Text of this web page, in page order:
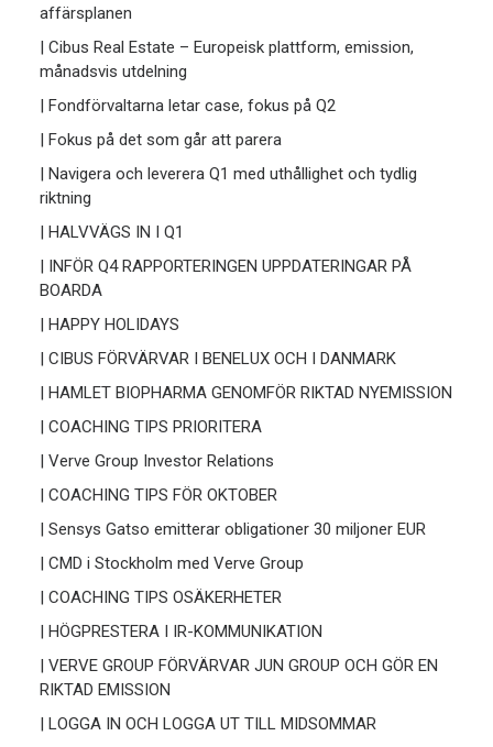
affärsplanen
| Cibus Real Estate – Europeisk plattform, emission,
månadsvis utdelning
| Fondförvaltarna letar case, fokus på Q2
| Fokus på det som går att parera
| Navigera och leverera Q1 med uthållighet och tydlig
riktning
| HALVVÄGS IN I Q1
| INFÖR Q4 RAPPORTERINGEN UPPDATERINGAR PÅ
BOARDA
| HAPPY HOLIDAYS
| CIBUS FÖRVÄRVAR I BENELUX OCH I DANMARK
| HAMLET BIOPHARMA GENOMFÖR RIKTAD NYEMISSION
| COACHING TIPS PRIORITERA
| Verve Group Investor Relations
| COACHING TIPS FÖR OKTOBER
| Sensys Gatso emitterar obligationer 30 miljoner EUR
| CMD i Stockholm med Verve Group
| COACHING TIPS OSÄKERHETER
| HÖGPRESTERA I IR-KOMMUNIKATION
| VERVE GROUP FÖRVÄRVAR JUN GROUP OCH GÖR EN
RIKTAD EMISSION
| LOGGA IN OCH LOGGA UT TILL MIDSOMMAR